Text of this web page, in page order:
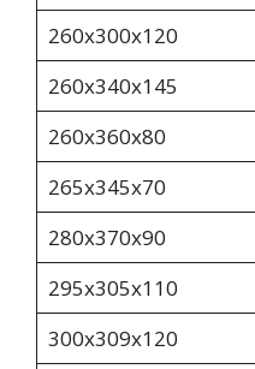
260х300х120
260x340x145
260х360х80
265х345х70
280х370х90
295x305x110
300х309х120